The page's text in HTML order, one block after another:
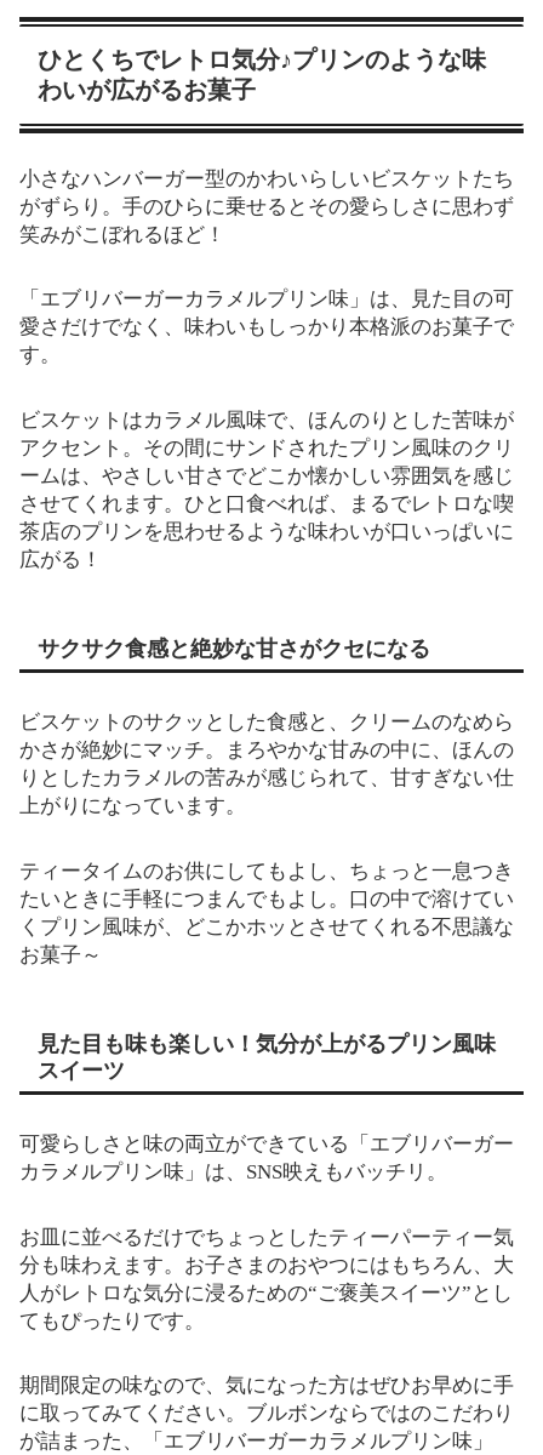
ひとくちでレトロ気分♪プリンのような味
わいが広がるお菓子
小さなハンバーガー型のかわいらしいビスケットたち
がずらり。手のひらに乗せるとその愛らしさに思わず
笑みがこぼれるほど！
「エブリバーガーカラメルプリン味」は、見た目の可
愛さだけでなく、味わいもしっかり本格派のお菓子で
す。
ビスケットはカラメル風味で、ほんのりとした苦味が
アクセント。その間にサンドされたプリン風味のクリ
ームは、やさしい甘さでどこか懐かしい雰囲気を感じ
させてくれます。ひと口食べれば、まるでレトロな喫
茶店のプリンを思わせるような味わいが口いっぱいに
広がる！
サクサク食感と絶妙な甘さがクセになる
ビスケットのサクッとした食感と、クリームのなめら
かさが絶妙にマッチ。まろやかな甘みの中に、ほんの
りとしたカラメルの苦みが感じられて、甘すぎない仕
上がりになっています。
ティータイムのお供にしてもよし、ちょっと一息つき
たいときに手軽につまんでもよし。口の中で溶けてい
くプリン風味が、どこかホッとさせてくれる不思議な
お菓子～
見た目も味も楽しい！気分が上がるプリン風味
スイーツ
可愛らしさと味の両立ができている「エブリバーガー
カラメルプリン味」は、SNS映えもバッチリ。
お皿に並べるだけでちょっとしたティーパーティー気
分も味わえます。お子さまのおやつにはもちろん、大
人がレトロな気分に浸るための“ご褒美スイーツ”とし
てもぴったりです。
期間限定の味なので、気になった方はぜひお早めに手
に取ってみてください。ブルボンならではのこだわり
が詰まった、「エブリバーガーカラメルプリン味」